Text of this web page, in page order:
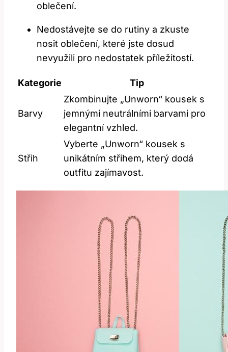
oblečení.
Nedostávejte se do rutiny a zkuste
nosit oblečení, které jste dosud
nevyužili pro nedostatek příležitostí.
Kategorie Tip
Barvy
Zkombinujte „Unworn“ kousek s
jemnými neutrálními barvami pro
elegantní vzhled.
Střih
Vyberte „Unworn“ kousek s
unikátním střihem, který dodá
outfitu zajímavost.